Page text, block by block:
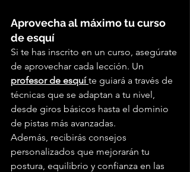
Aprovecha al máximo tu curso
de esquí
Si te has inscrito en un curso, asegúrate
de aprovechar cada lección. Un
profesor de esquí te guiará a través de
técnicas que se adaptan a tu nivel,
desde giros básicos hasta el dominio
de pistas más avanzadas.
Además, recibirás consejos
personalizados que mejorarán tu
postura, equilibrio y confianza en las